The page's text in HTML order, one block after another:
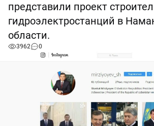
представили проект
гидроэлектростанций в
области.
3962 0